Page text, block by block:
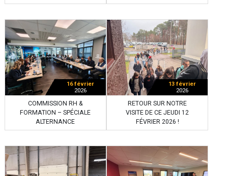
16 février
2026
COMMISSION RH &
FORMATION – SPÉCIALE
ALTERNANCE
13 février
2026
RETOUR SUR NOTRE
VISITE DE CE JEUDI 12
FÉVRIER 2026 !